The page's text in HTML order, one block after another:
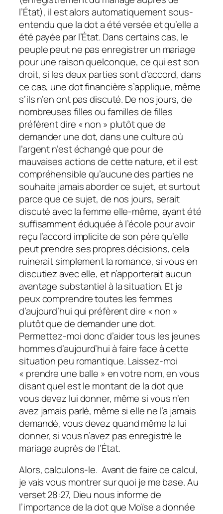
l’État), il est alors automatiquement sous-
entendu que la dot a été versée et qu’elle a
été payée par l’État. Dans certains cas, le
peuple peut ne pas enregistrer un mariage
pour une raison quelconque, ce qui est son
droit, si les deux parties sont d’accord, dans
ce cas, une dot financière s’applique, même
s’ils n’en ont pas discuté. De nos jours, de
nombreuses filles ou familles de filles
préfèrent dire « non » plutôt que de
demander une dot, dans une culture où
l’argent n’est échangé que pour de
mauvaises actions de cette nature, et il est
compréhensible qu’aucune des parties ne
souhaite jamais aborder ce sujet, et surtout
parce que ce sujet, de nos jours, serait
discuté avec la femme elle-même, ayant été
suffisamment éduquée à l’école pour avoir
reçu l’accord implicite de son père qu’elle
peut prendre ses propres décisions, cela
ruinerait simplement la romance, si vous en
discutiez avec elle, et n’apporterait aucun
avantage substantiel à la situation. Et je
peux comprendre toutes les femmes
d’aujourd’hui qui préfèrent dire « non »
plutôt que de demander une dot.
Permettez-moi donc d’aider tous les jeunes
hommes d’aujourd’hui à faire face à cette
situation peu romantique. Laissez-moi
« prendre une balle » en votre nom, en vous
disant quel est le montant de la dot que
vous devez lui donner, même si vous n’en
avez jamais parlé, même si elle ne l’a jamais
demandé, vous devez quand même la lui
donner, si vous n’avez pas enregistré le
mariage auprès de l’État.
Alors, calculons-le. Avant de faire ce calcul,
je vais vous montrer sur quoi je me base. Au
verset 28:27, Dieu nous informe de
l’importance de la dot que Moïse a donnée